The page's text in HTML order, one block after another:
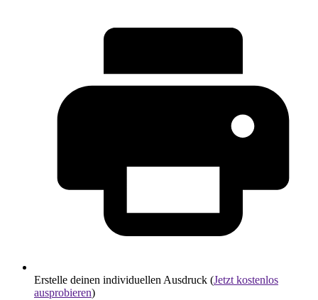
Erstelle deinen individuellen Ausdruck (Jetzt kostenlos
ausprobieren)